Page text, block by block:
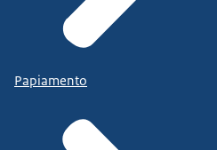
Papiamento